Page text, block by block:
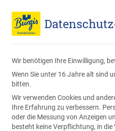
Endverbraucher
Wir benötigen Ihre Einwilligung,
Wenn Sie unter 16 Jahre alt sind
bitten.
Wir verwenden Cookies und
Ihre Erfahrung zu verbessern.
oder die Messung von Anzeigen
besteht keine Verpflichtung, in